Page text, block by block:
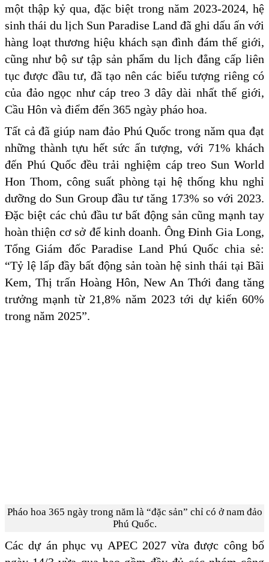
một thập kỷ qua, đặc biệt trong năm 2023-2024, hệ
sinh thái du lịch Sun Paradise Land đã ghi dấu ấn với
hàng loạt thương hiệu khách sạn đình đám thế giới,
cũng như bộ sư tập sản phẩm du lịch đẳng cấp liên
tục được đầu tư, đã tạo nên các biểu tượng riêng có
của đảo ngọc như cáp treo 3 dây dài nhất thế giới,
Cầu Hôn và điểm đến 365 ngày pháo hoa.
Tất cả đã giúp nam đảo Phú Quốc trong năm qua đạt
những thành tựu hết sức ấn tượng, với 71% khách
đến Phú Quốc đều trải nghiệm cáp treo Sun World
Hon Thom, công suất phòng tại hệ thống khu nghỉ
dưỡng do Sun Group đầu tư tăng 173% so với 2023.
Đặc biệt các chủ đầu tư bất động sản cũng mạnh tay
hoàn thiện cơ sở để kinh doanh. Ông Đinh Gia Long,
Tổng Giám đốc Paradise Land Phú Quốc chia sẻ:
“Tỷ lệ lấp đầy bất động sản toàn hệ sinh thái tại Bãi
Kem, Thị trấn Hoàng Hôn, New An Thới đang tăng
trưởng mạnh từ 21,8% năm 2023 tới dự kiến 60%
trong năm 2025”.
Pháo hoa 365 ngày trong năm là “đặc sản” chỉ có ở nam đảo
Phú Quốc.
Các dự án phục vụ APEC 2027 vừa được công bố